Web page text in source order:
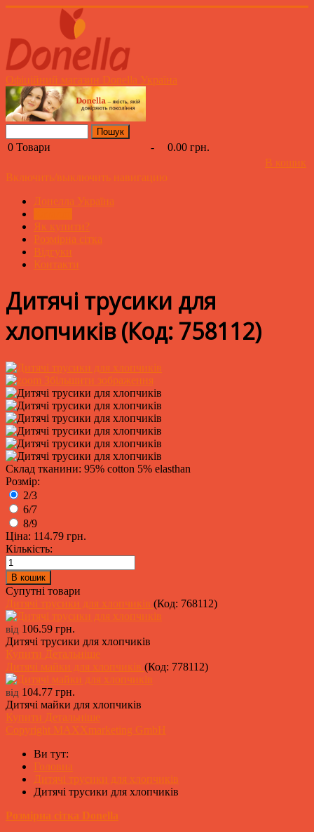
Офіційний магазин Donella Україна
0 Товари -
0.00 грн.
В кошик
Включить/выключить навигацию
Донелла Україна
Як купити?
Розмірна сітка
Відгуки
Контакти
Дитячі трусики для
хлопчиків(Код: 758112)
Збільшити зображення
Склад тканини: 95% cotton 5% elasthan
Розмір:
2/3
6/7
8/9
Ціна: 114.79 грн.
Кількість:
Супутні товари
Дитячі трусики для хлопчиків (Код: 768112)
від 106.59 грн.
Дитячі трусики для хлопчиків
Купити Детальніше
Дитячі майки для хлопчиків (Код: 778112)
від 104.77 грн.
Дитячі майки для хлопчиків
Купити Детальніше
Copyright MAXXmarketing GmbH
Ви тут:
Головна
Дитячі трусики для хлопчиків
Дитячі трусики для хлопчиків
Розмірна сітка Donella